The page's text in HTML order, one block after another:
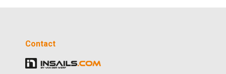
Contact